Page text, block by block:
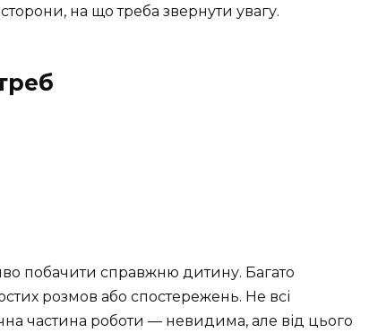
сторони, на що треба звернути увагу.
побачити справжню дитину. Багато
розмов або спостережень. Не всі
частина роботи — невидима, але від цього